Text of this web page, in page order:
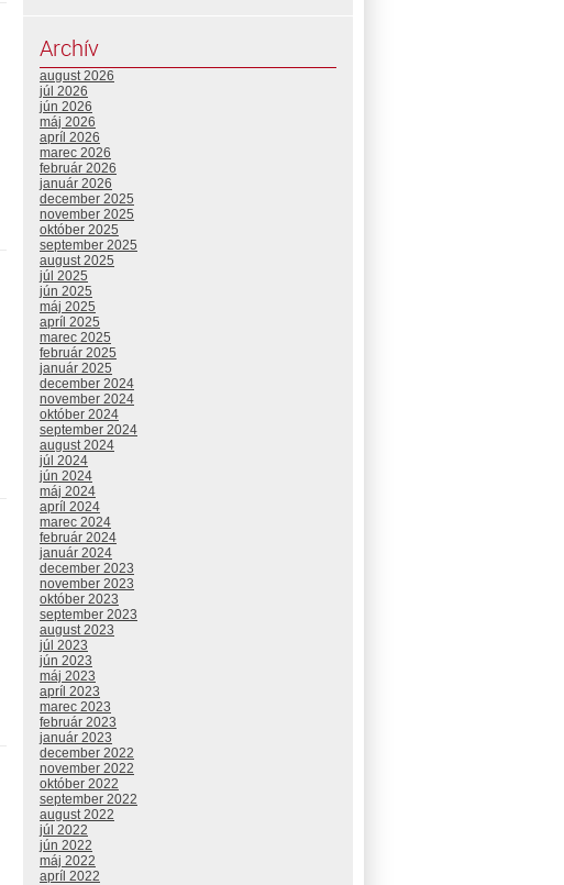
Archív
august 2026
júl 2026
jún 2026
máj 2026
apríl 2026
marec 2026
február 2026
január 2026
december 2025
november 2025
október 2025
september 2025
august 2025
júl 2025
jún 2025
máj 2025
apríl 2025
marec 2025
február 2025
január 2025
december 2024
november 2024
október 2024
september 2024
august 2024
júl 2024
jún 2024
máj 2024
apríl 2024
marec 2024
február 2024
január 2024
december 2023
november 2023
október 2023
september 2023
august 2023
júl 2023
jún 2023
máj 2023
apríl 2023
marec 2023
február 2023
január 2023
december 2022
november 2022
október 2022
september 2022
august 2022
júl 2022
jún 2022
máj 2022
apríl 2022